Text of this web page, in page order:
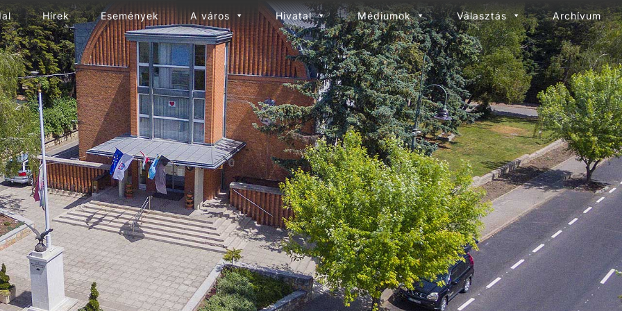
Hírek Események A város Hivatal Médiumok Választás Archívum